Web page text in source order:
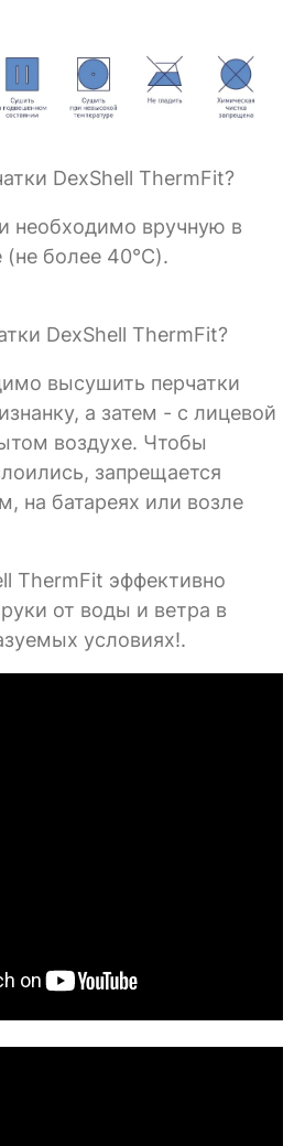
DexShell ThermFit?
необходимо вручную в
более 40°C).
DexShell ThermFit?
высушить перчатки
а затем - с лицевой
воздухе. Чтобы
запрещается
на батареях или возле
ThermFit эффективно
от воды и ветра в
условиях!.